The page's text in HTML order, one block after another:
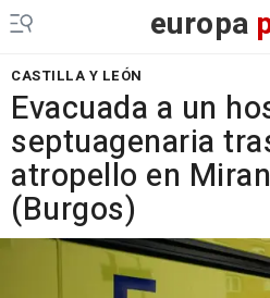
europa
CASTILLA Y LEÓN
Evacuada a un
septuagenaria
atropello en
(Burgos)